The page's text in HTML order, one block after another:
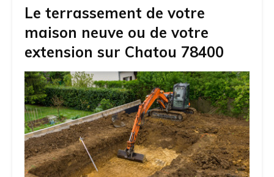
Le terrassement de votre
maison neuve ou de votre
extension sur Chatou 78400